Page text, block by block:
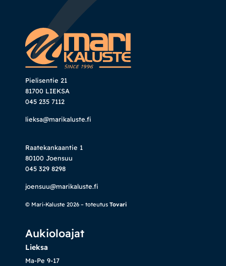
Pielisentie 21
81700 LIEKSA
045 235 7112
lieksa@marikaluste.fi
Raatekankaantie 1
80100 Joensuu
045 329 8298
joensuu@marikaluste.fi
© Mari-Kaluste 2026 – toteutus Tovari
Aukioloajat
Lieksa
Ma-Pe 9-17